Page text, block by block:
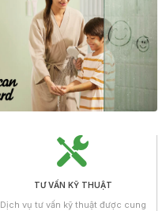
TƯ VẤN KỸ THUẬT
Dịch vụ tư vấn kỹ thuật được cung